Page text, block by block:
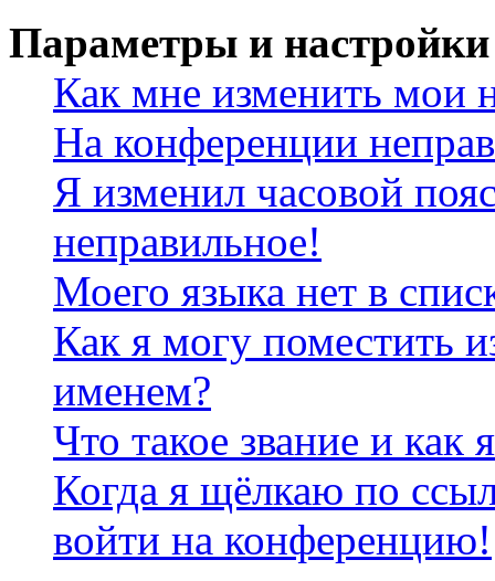
Параметры и настройки
Как мне изменить мои
На конференции
Я изменил часовой
неправильное!
Моего языка нет в
Как я могу поместить
именем?
Что такое звание и как
Когда я щёлкаю по
войти на конференцию!